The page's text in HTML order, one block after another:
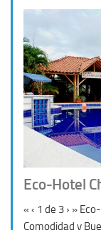
Eco-Hotel
« ‹ 1 de 3 › »
Comodidad y